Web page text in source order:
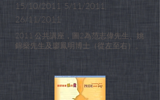
15/10/2011, 5/11/2011,
26/11/2011
2011 公共講座，圖2為范志偉先生、姚
錦燊先生及廖鳳明博士（從左至右）。